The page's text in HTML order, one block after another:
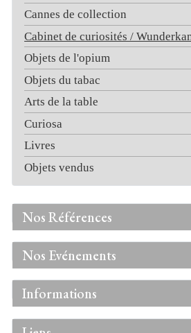
Cannes de collection
Cabinet de curiosités /
Objets de l'opium
Objets du tabac
Arts de la table
Curiosa
Livres
Objets vendus
Nos Références
Nos Evénements
Informations